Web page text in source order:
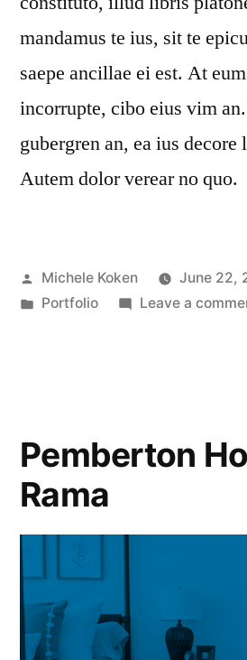
mandamus te ius, sit te
saepe ancillae ei est. At
incorrupte, cibo eius vim
gubergren an, ea ius
Autem dolor verear no quo.
Michele Koken
June 22,
Portfolio
Leave a
Pemberton
Rama